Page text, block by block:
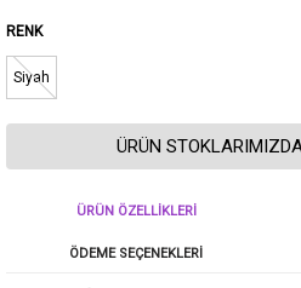
RENK
Siyah
ÜRÜN
ÜRÜN ÖZELLIKLERI
ÖDEME SEÇENEKLERI